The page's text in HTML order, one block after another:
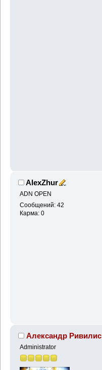
AlexZhur
ADN OPEN
Сообщений: 42
Карма: 0
Александр Ривилис
Administrator